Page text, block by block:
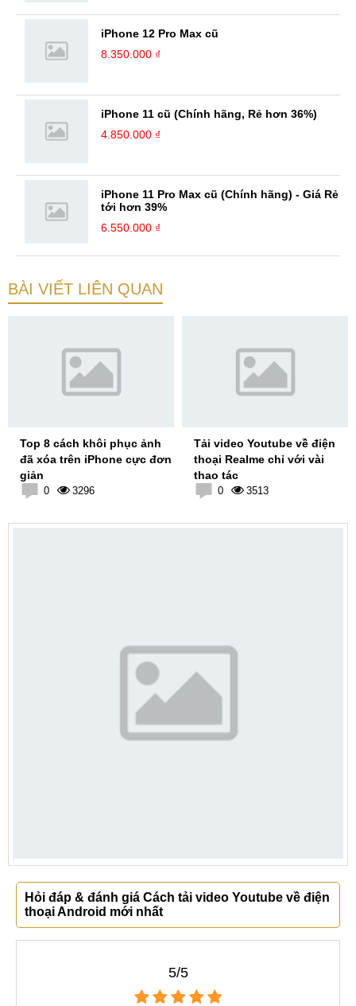
iPhone 12 Pro Max cũ
8.350.000 ₫
iPhone 11 cũ (Chính hãng, Rẻ hơn 36%)
4.850.000 ₫
iPhone 11 Pro Max cũ (Chính hãng) - Giá Rẻ
tới hơn 39%
6.550.000 ₫
BÀI VIẾT LIÊN QUAN
Top 8 cách khôi phục ảnh
đã xóa trên iPhone cực đơn
giản
0 3296
Tải video Youtube về điện
thoại Realme chỉ với vài
thao tác
0 3513
Hỏi đáp & đánh giá Cách tải video Youtube về điện
thoại Android mới nhất
5/5